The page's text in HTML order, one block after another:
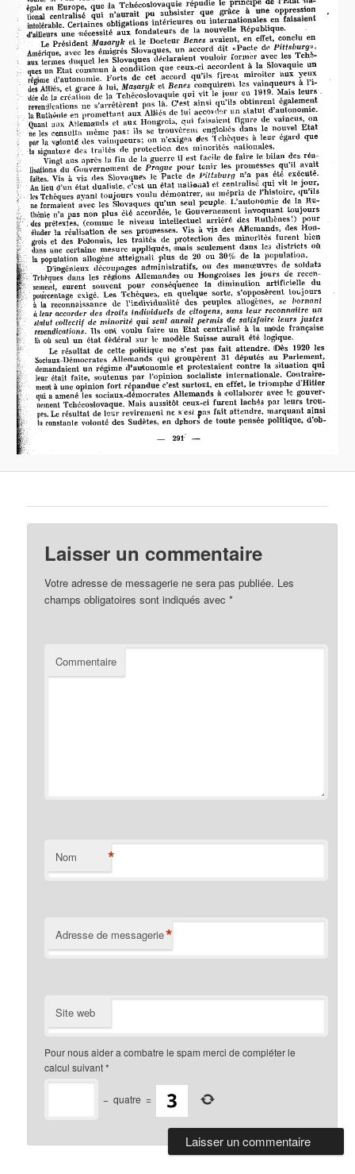
Laisser un commentaire
Votre adresse de messagerie ne sera pas publiée. Les
champs obligatoires sont indiqués avec*
Commentaire
Nom *
Adresse de messagerie*
Site web
Pour nous aider a combatre le spam merci de compléter le
calcul suivant*
− quatre =